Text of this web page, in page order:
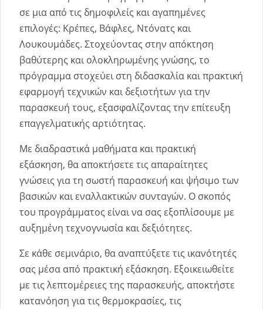
σε μια από τις δημοφιλείς και αγαπημένες
επιλογές: Κρέπες, Βάφλες, Ντόνατς και
Λουκουμάδες. Στοχεύοντας στην απόκτηση
βαθύτερης και ολοκληρωμένης γνώσης, το
πρόγραμμα στοχεύει στη διδασκαλία και πρακτική
εφαρμογή τεχνικών και δεξιοτήτων για την
παρασκευή τους, εξασφαλίζοντας την επίτευξη
επαγγελματικής αρτιότητας.
Με διαδραστικά μαθήματα και πρακτική
εξάσκηση, θα αποκτήσετε τις απαραίτητες
γνώσεις για τη σωστή παρασκευή και ψήσιμο των
βασικών και εναλλακτικών συνταγών. Ο σκοπός
του προγράμματος είναι να σας εξοπλίσουμε με
αυξημένη τεχνογνωσία και δεξιότητες.
Σε κάθε σεμινάριο, θα αναπτύξετε τις ικανότητές
σας μέσα από πρακτική εξάσκηση. Εξοικειωθείτε
με τις λεπτομέρειες της παρασκευής, αποκτήστε
κατανόηση για τις θερμοκρασίες, τις